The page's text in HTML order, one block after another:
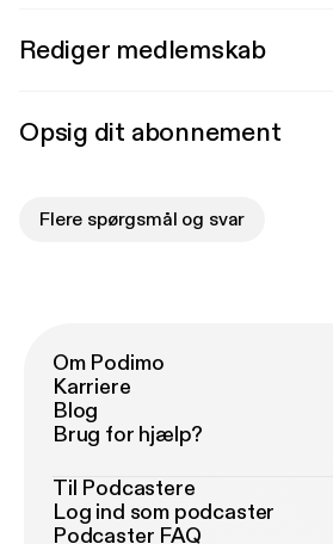
Rediger medlemskab
Opsig dit abonnement
Flere spørgsmål og svar
Om Podimo
Karriere
Blog
Brug for hjælp?
Til Podcastere
Log ind som podcaster
Podcaster FAQ